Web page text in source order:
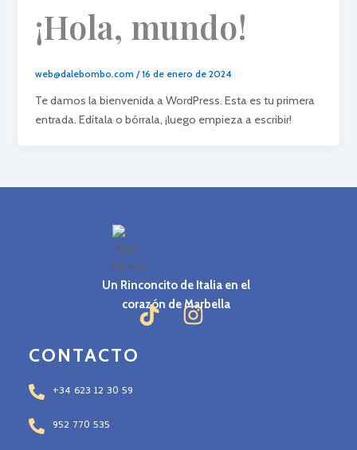
¡Hola, mundo!
web@dalebombo.com/16 de enero de 2024
Te damos la bienvenida a WordPress. Esta es tu primera
entrada. Edítala o bórrala, ¡luego empieza a escribir!
Un Rinconcito de Italia en el
corazón de Marbella
CONTACTO
+34 623 12 30 59
952 770 535